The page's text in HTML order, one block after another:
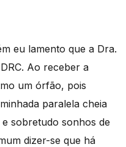
eu lamento que a Dra.
Ao receber a
um órfão, pois
paralela cheia
sobretudo sonhos de
dizer-se que há